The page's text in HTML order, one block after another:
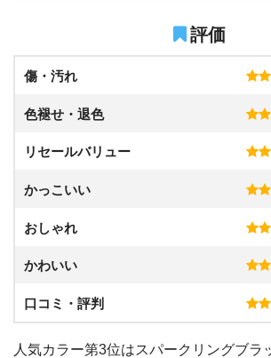
評価
傷・汚れ
色褪せ・退色
リセールバリュー
かっこいい
おしゃれ
かわいい
口コミ・評判
人気カラー第3位はスパークリングブラ